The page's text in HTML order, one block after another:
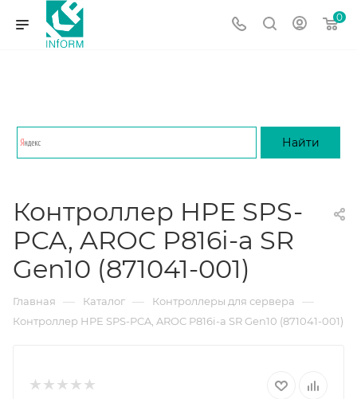
0
Контроллер HPE SPS-
PCA, AROC P816i-a SR
Gen10 (871041-001)
Главная — Каталог — Контроллеры для сервера —
Контроллер HPE SPS-PCA, AROC P816i-a SR Gen10 (871041-001)